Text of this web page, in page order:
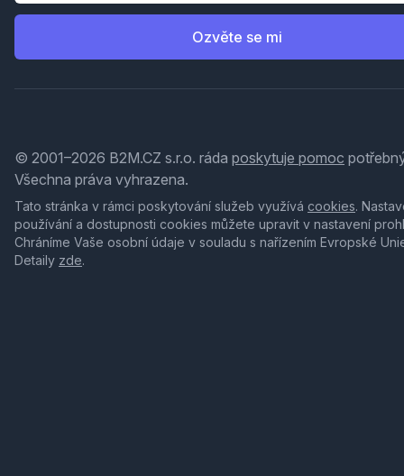
Ozvěte se mi
© 2001–2026 B2M.CZ s.r.o. ráda poskytuje pomoc
Všechna práva vyhrazena.
Tato stránka v rámci poskytování služeb využívá cookies.
používání a dostupnosti cookies můžete upravit v nastavení
Chráníme Vaše osobní údaje v souladu s nařízením Evropské
Detaily zde.